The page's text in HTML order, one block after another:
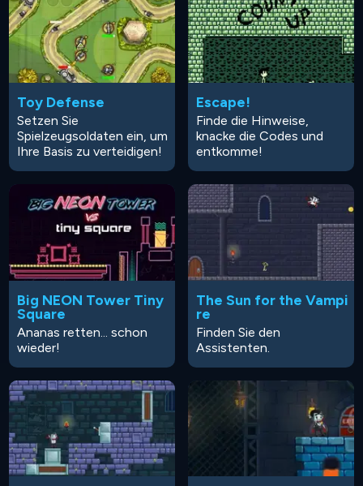
Toy Defense
Setzen Sie
Spielzeugsoldaten ein, um
Ihre Basis zu verteidigen!
Escape!
Finde die Hinweise,
knacke die Codes und
entkomme!
Big NEON Tower Tiny
Square
Ananas retten... schon
wieder!
The Sun for the Vampi
re
Finden Sie den
Assistenten.